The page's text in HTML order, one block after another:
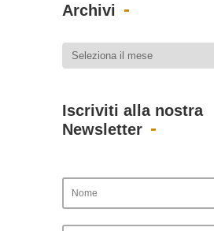
Archivi
Iscriviti alla nostra
Newsletter